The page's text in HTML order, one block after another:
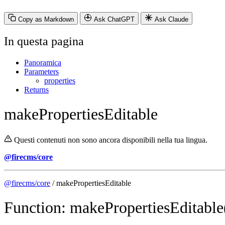
Copy as Markdown Ask ChatGPT Ask Claude
In questa pagina
Panoramica
Parameters
properties
Returns
makePropertiesEditable
Questi contenuti non sono ancora disponibili nella tua lingua.
@firecms/core
@firecms/core / makePropertiesEditable
Function: